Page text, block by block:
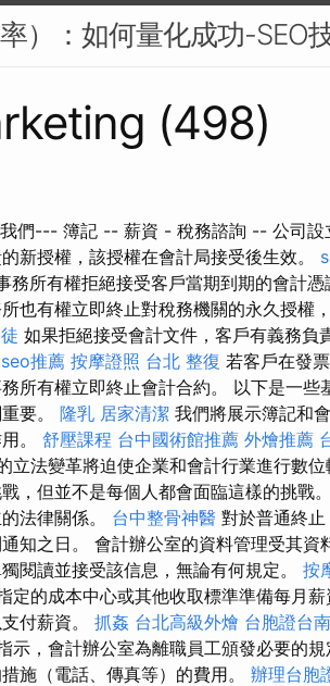
）：如何量化成功-SEO
(498)
們--- 簿記 -- 薪資 - 稅務諮詢 -- 公司設
新授權，該授權在會計局接受後生效。
所有權拒絕接受客戶當期到期的會計憑
也有權立即終止對稅務機關的永久授權
如果拒絕接受會計文件，客戶有義務負
seo推薦 按摩證照 台北 整復 若客戶在發
所有權立即終止會計合約。 以下是一些
要。 隆乳 居家清潔 我們將展示簿記和
。 舒壓課程 台中國術館推薦 外燴推薦
立法變革將迫使企業和會計行業進行數
，但並不是每個人都會面臨這樣的挑戰。
法律關係。 台中整骨神醫 對於普通終
知之日。 會計辦公室的資料管理受其資
閱讀並接受該信息，無論有何規定。 按
定的成本中心或其他收取標準準備每月
付薪資。 抓姦 台北高級外燴 台胞證台南
示，會計辦公室為離職員工頒發必要的
施（電話、傳真等）的費用。 辦理台胞